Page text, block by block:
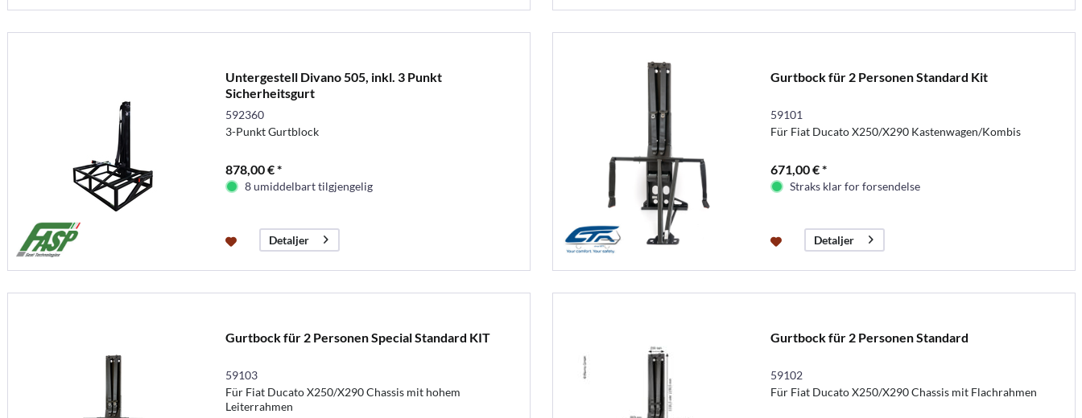
Untergestell Divano 505, inkl. 3 Punkt
Sicherheitsgurt
592360
3-Punkt Gurtblock
878,00 € *
8 umiddelbart tilgjengelig
Detaljer
Gurtbock für 2 Personen Standard Kit
59101
Für Fiat Ducato X250/X290 Kastenwagen/Kombis
671,00 € *
Straks klar for forsendelse
Detaljer
Gurtbock für 2 Personen Special Standard KIT
59103
Für Fiat Ducato X250/X290 Chassis mit hohem
Leiterrahmen
Gurtbock für 2 Personen Standard
59102
Für Fiat Ducato X250/X290 Chassis mit Flachrahmen